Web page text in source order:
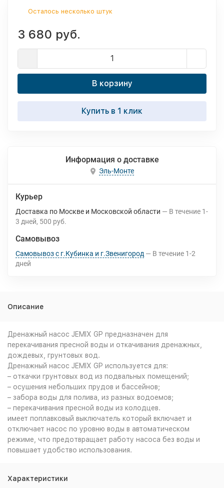
Осталось несколько штук
3 680 руб.
В корзину
Купить в 1 клик
Информация о доставке
Эль-Монте
Курьер
Доставка по Москве и Московской области В течение 1-
3 дней 500 руб.
Самовывоз
Самовывоз с г.Кубинка и г.Звенигород В течение 1-2
дней
Описание
Дренажный насос JEMIX GP предназначен для
перекачивания пресной воды и откачивания дренажных,
дождевых, грунтовых вод.
Дренажный насос JEMIX GP используется для:
– откачки грунтовых вод из подвальных помещений;
– осушения небольших прудов и бассейнов;
– забора воды для полива, из разных водоемов;
– перекачивания пресной воды из колодцев.
имеет поплавковый выключатель который включает и
отключает насос по уровню воды в автоматическом
режиме, что предотвращает работу насоса без воды и
повышает удобство использования.
Характеристики